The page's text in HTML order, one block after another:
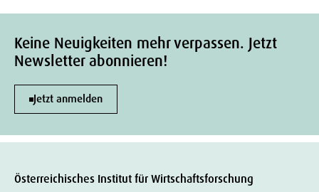
Keine Neuigkeiten mehr verpassen. Jetzt
Newsletter abonnieren!
Jetzt anmelden
Österreichisches Institut für Wirtschaftsforschung